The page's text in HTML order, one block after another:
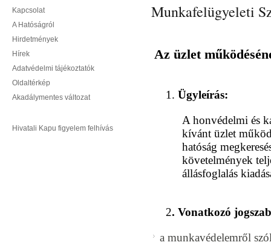
Kapcsolat
A Hatóságról
Hirdetmények
Hírek
Adatvédelmi tájékoztatók
Oldaltérkép
Akadálymentes változat
Hivatali Kapu figyelem felhívás
Munkafelügyeleti
Az üzlet
1.Ügyleírás:
A honvédelmi és
kívánt üzlet
hatóság
követelmények
állásfoglalás
2. Vonatkozó
a munkavédelemről